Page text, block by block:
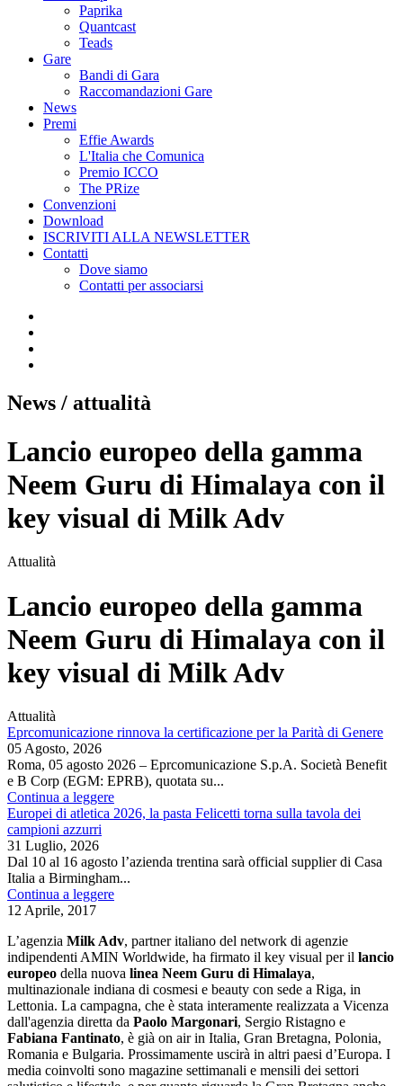
Paprika
Quantcast
Teads
Gare
Bandi di Gara
Raccomandazioni Gare
News
Premi
Effie Awards
L'Italia che Comunica
Premio ICCO
The PRize
Convenzioni
Download
ISCRIVITI ALLA NEWSLETTER
Contatti
Dove siamo
Contatti per associarsi
News / attualità
Lancio europeo della gamma
Neem Guru di Himalaya con il
key visual di Milk Adv
Attualità
Lancio europeo della gamma
Neem Guru di Himalaya con il
key visual di Milk Adv
Attualità
Eprcomunicazione rinnova la certificazione per la Parità di Genere
05 Agosto, 2026
Roma, 05 agosto 2026 – Eprcomunicazione S.p.A. Società Benefit
e B Corp (EGM: EPRB), quotata su...
Continua a leggere
Europei di atletica 2026, la pasta Felicetti torna sulla tavola dei
campioni azzurri
31 Luglio, 2026
Dal 10 al 16 agosto l’azienda trentina sarà official supplier di Casa
Italia a Birmingham...
Continua a leggere
12 Aprile, 2017
L’agenzia Milk Adv, partner italiano del network di agenzie
indipendenti AMIN Worldwide, ha firmato il key visual per il lancio
europeo della nuova linea Neem Guru di Himalaya,
multinazionale indiana di cosmesi e beauty con sede a Riga, in
Lettonia. La campagna, che è stata interamente realizzata a Vicenza
dall'agenzia diretta da Paolo Margonari, Sergio Ristagno e
Fabiana Fantinato, è già on air in Italia, Gran Bretagna, Polonia,
Romania e Bulgaria. Prossimamente uscirà in altri paesi d’Europa. I
media coinvolti sono magazine settimanali e mensili dei settori